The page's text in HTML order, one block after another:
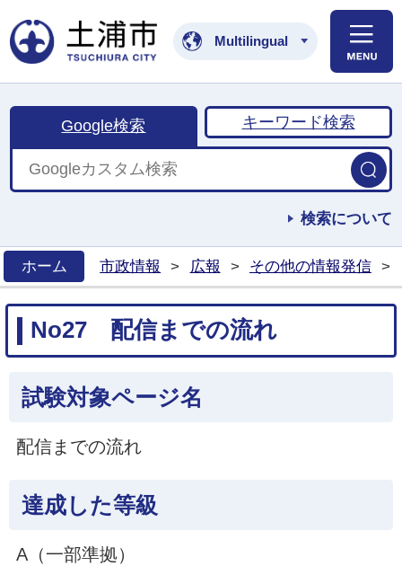
土浦市公式ホームペ
Multilingual
Google検索 キーワード検索
検索について
ホーム
市政情報 > 広報 > その他の情報発信 >
No27 配信までの流れ
試験対象ページ名
配信までの流れ
達成した等級
A（一部準拠）